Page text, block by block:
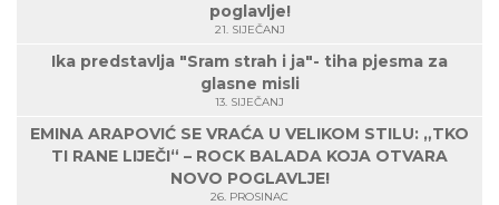
poglavlje!
21. SIJEČANJ
Ika predstavlja "Sram strah i ja"- tiha pjesma za
glasne misli
13. SIJEČANJ
EMINA ARAPOVIĆ SE VRAĆA U VELIKOM STILU: „TKO
TI RANE LIJEČI“ – ROCK BALADA KOJA OTVARA
NOVO POGLAVLJE!
26. PROSINAC